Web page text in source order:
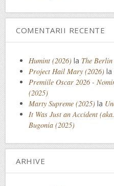
COMENTARII RECENTE
Humint (2026) la The
Project Hail Mary (2026) la
Premiile Oscar 2026 -
(2025)
Marty Supreme (2025) la
It Was Just an Accident
Bugonia (2025)
ARHIVE